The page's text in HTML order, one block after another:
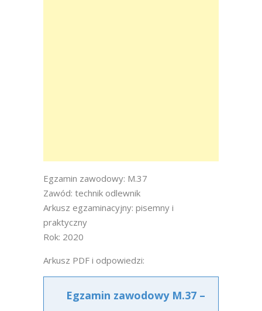
Egzamin zawodowy: M.37
Zawód: technik odlewnik
Arkusz egzaminacyjny: pisemny i
praktyczny
Rok: 2020
Arkusz PDF i odpowiedzi:
Egzamin zawodowy M.37 –